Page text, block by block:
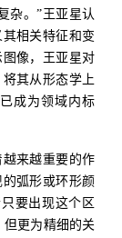
杂。”王亚星认
相关特征和变
像，王亚星对
其从形态学上
成为领域内标
来越重要的作
弧形或环形颜
要出现这个区
但更为精细的关